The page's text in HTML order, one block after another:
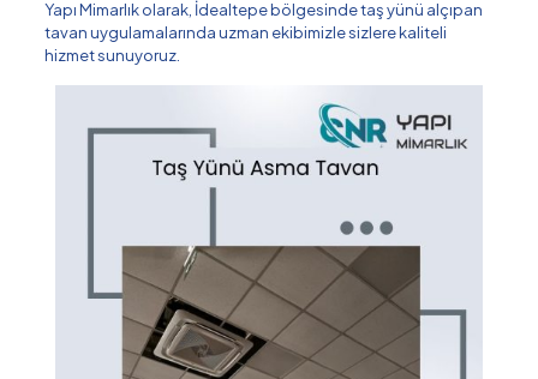
Yapı Mimarlık olarak, İdealtepe bölgesinde taş yünü alçıpan
tavan uygulamalarında uzman ekibimizle sizlere kaliteli
hizmet sunuyoruz.